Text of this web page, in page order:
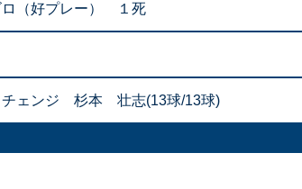
ロ（好プレー） １死
ェンジ 杉本 壮志(13球/13球)